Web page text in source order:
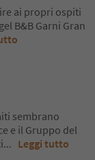
ai propri ospiti
B&B Garni Gran
sembrano
e il Gruppo del
... Leggi tutto